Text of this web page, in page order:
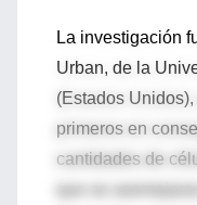
La investigación
Urban, de la
(Estados
primeros en
cantidades de
que se